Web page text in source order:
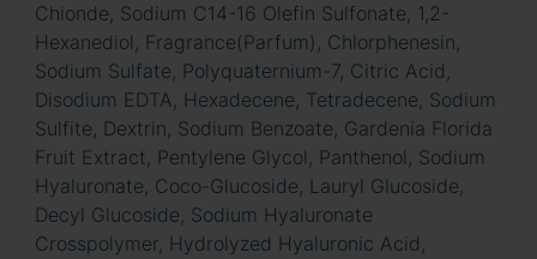
Chionde, Sodium C14-16 Olefin Sulfonate, 1,2-
Hexanediol, Fragrance(Parfum), Chlorphenesin,
Sodium Sulfate, Polyquaternium-7, Citric Acid,
Disodium EDTA, Hexadecene, Tetradecene, Sodium
Sulfite, Dextrin, Sodium Benzoate, Gardenia Florida
Fruit Extract, Pentylene Glycol, Panthenol, Sodium
Hyaluronate, Coco-Glucoside, Lauryl Glucoside,
Decyl Glucoside, Sodium Hyaluronate
Crosspolymer, Hydrolyzed Hyaluronic Acid,